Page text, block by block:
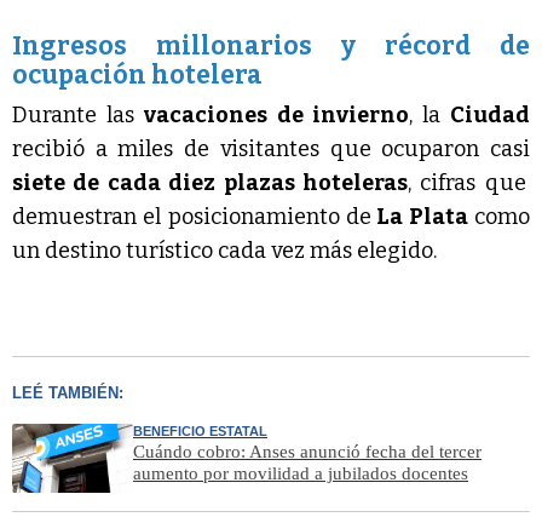
Ingresos millonarios y récord de
ocupación hotelera
Durante lasvacaciones de invierno, la Ciudad
recibió a miles de visitantes que ocuparon casi
siete de cada diez plazas hoteleras, cifras que
demuestran el posicionamiento de La Platacomo
un destino turístico cada vez más elegido.
LEÉ TAMBIÉN:
BENEFICIO ESTATAL
Cuándo cobro: Anses anunció fecha del tercer
aumento por movilidad a jubilados docentes